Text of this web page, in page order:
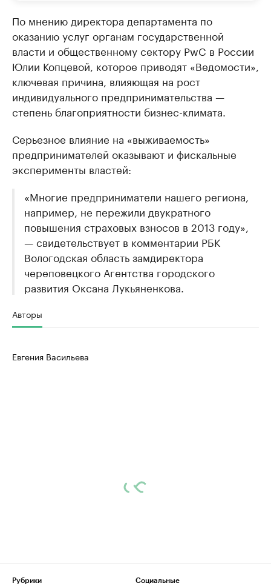
По мнению директора департамента по
оказанию услуг органам государственной
власти и общественному сектору PwC в России
Юлии Копцевой, которое приводят «Ведомости»,
ключевая причина, влияющая на рост
индивидуального предпринимательства —
степень благоприятности бизнес-климата.
Серьезное влияние на «выживаемость»
предпринимателей оказывают и фискальные
эксперименты властей:
«Многие предприниматели нашего региона,
например, не пережили двукратного
повышения страховых взносов в 2013 году»,
— свидетельствует в комментарии РБК
Вологодская область замдиректора
череповецкого Агентства городского
развития Оксана Лукьяненкова.
Авторы
Евгения Васильева
Рубрики
Социальные